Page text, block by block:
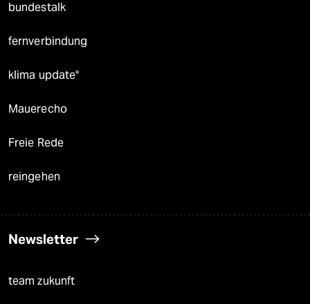
bundestalk
fernverbindung
klima update°
Mauerecho
Freie Rede
reingehen
Newsletter
team zukunft